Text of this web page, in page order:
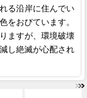
る沿岸に住んでい
をおびています。
ますが、環境破壊
し絶滅が心配され